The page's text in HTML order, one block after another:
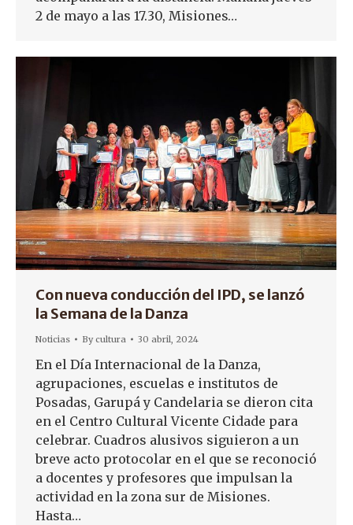
2 de mayo a las 17.30, Misiones…
Con nueva conducción del IPD, se lanzó
la Semana de la Danza
Noticias Bycultura 30 abril, 2024
En el Día Internacional de la Danza,
agrupaciones, escuelas e institutos de
Posadas, Garupá y Candelaria se dieron cita
en el Centro Cultural Vicente Cidade para
celebrar. Cuadros alusivos siguieron a un
breve acto protocolar en el que se reconoció
a docentes y profesores que impulsan la
actividad en la zona sur de Misiones.
Hasta…